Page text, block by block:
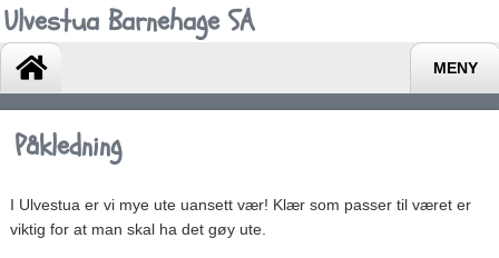
Ulvestua Barnehage SA
MENY
Påkledning
I Ulvestua er vi mye ute uansett vær! Klær som passer til været er
viktig for at man skal ha det gøy ute.